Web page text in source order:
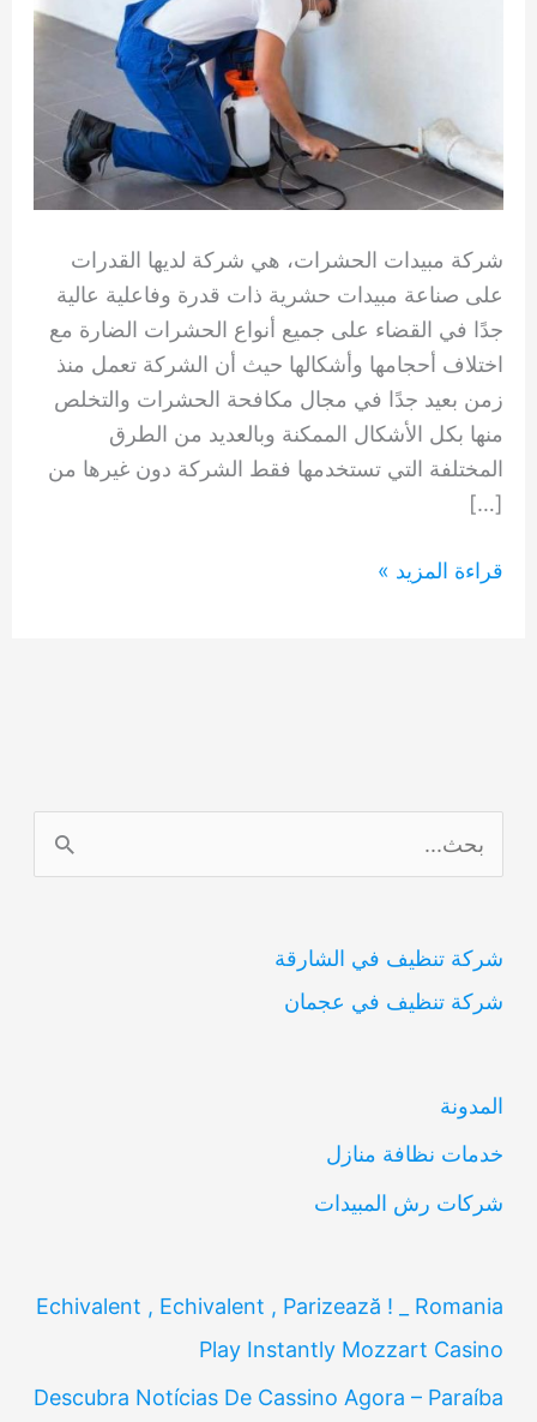
شركة مبيدات الحشرات، هي شركة لديها القدرات
على صناعة مبيدات حشرية ذات قدرة وفاعلية عالية
جدًا في القضاء على جميع أنواع الحشرات الضارة مع
اختلاف أحجامها وأشكالها حيث أن الشركة تعمل منذ
زمن بعيد جدًا في مجال مكافحة الحشرات والتخلص
منها بكل الأشكال الممكنة وبالعديد من الطرق
المختلفة التي تستخدمها فقط الشركة دون غيرها من
[…]
شركة
قراءة المزيد »
ل
ح
ث
شركة تنظيف في الشارقة
شركة تنظيف في عجمان
المدونة
خدمات نظافة منازل
شركات رش المبيدات
Echivalent , Echivalent , Parizează ! _ Romania
Play Instantly Mozzart Casino
Descubra Notícias De Cassino Agora – Paraíba